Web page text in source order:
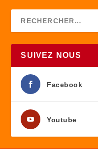
SUIVEZ NOUS
Facebook
Youtube